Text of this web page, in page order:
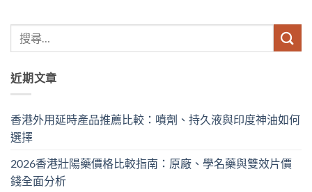
近期文章
香港外用延時產品推薦比較：噴劑、持久液與印度神油如何
選擇
2026香港壯陽藥價格比較指南：原廠、學名藥與雙效片價
錢全面分析